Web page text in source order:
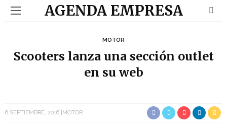
AGENDA EMPRESA
MOTOR
Scooters lanza una sección outlet
en su web
6 SEPTIEMBRE, 2016 MOTOR